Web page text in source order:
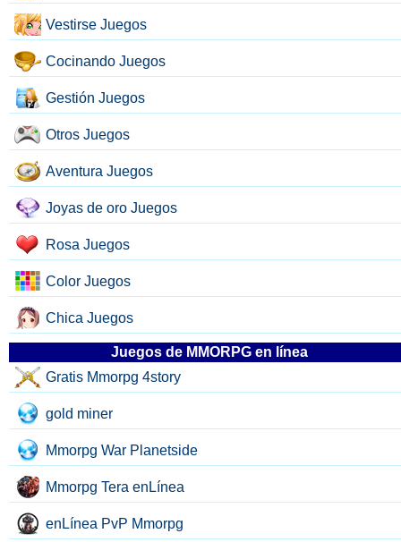
Vestirse Juegos
Cocinando Juegos
Gestión Juegos
Otros Juegos
Aventura Juegos
Joyas de oro Juegos
Rosa Juegos
Color Juegos
Chica Juegos
Juegos de MMORPG en línea
Gratis Mmorpg 4story
gold miner
Mmorpg War Planetside
Mmorpg Tera enLínea
enLínea PvP Mmorpg